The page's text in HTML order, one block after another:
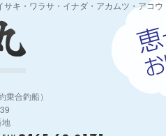
キ・ワラサ・イナダ・アカムツ・アコ
乗合釣船）
地